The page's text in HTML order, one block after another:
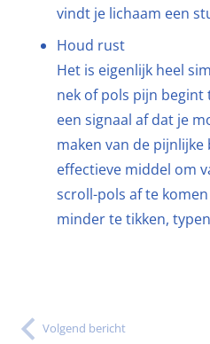
vindt je lichaam een
Houd rust
Het is eigenlijk heel
nek of pols pijn begint
een signaal af dat je
maken van de
effectieve middel om
scroll-pols af te
minder te tikken,
Volgend bericht